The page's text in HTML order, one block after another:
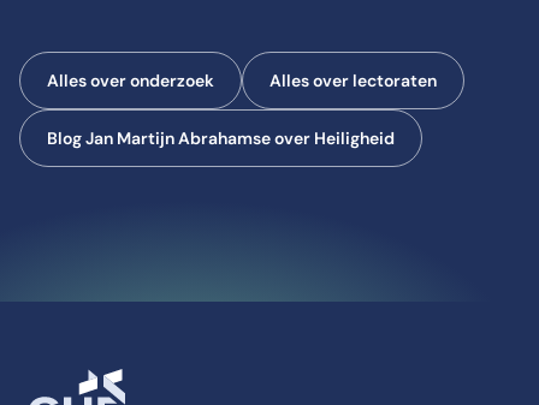
Alles over onderzoek Alles over lectoraten
Blog Jan Martijn Abrahamse over Heiligheid